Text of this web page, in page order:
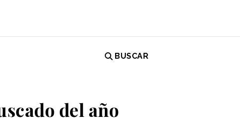
BUSCAR
del año